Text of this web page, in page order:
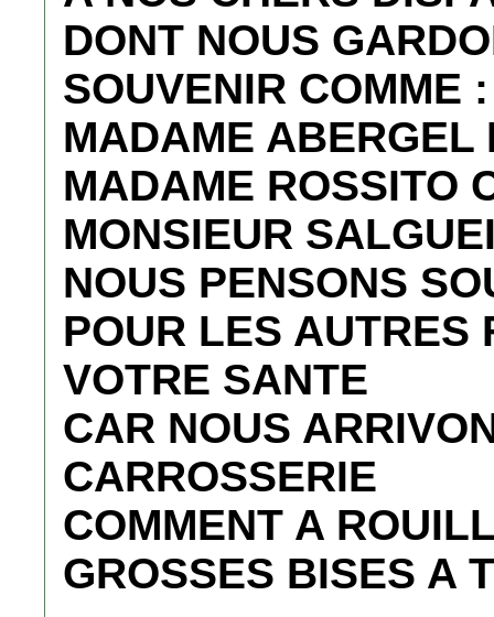
DONT NOUS
SOUVENIR COMME :
MADAME ABERGEL
MADAME ROSSITO
MONSIEUR
NOUS PENSONS
POUR LES AUTRES
VOTRE SANTE
CAR NOUS
CARROSSERIE
COMMENT A
GROSSES BISES A